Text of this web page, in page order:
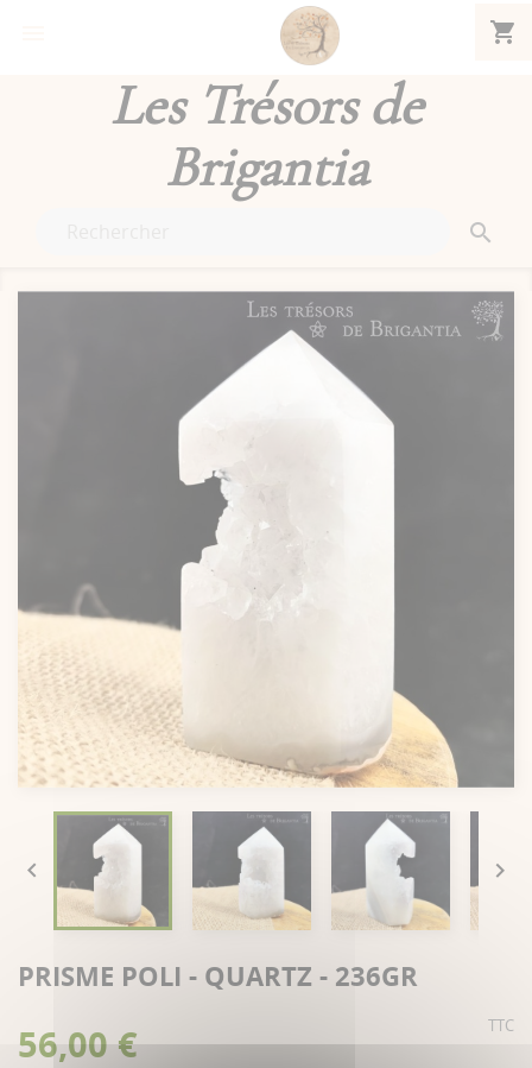
shopping_cart
Les Trésors de
Brigantia

 
PRISME POLI - QUARTZ - 236GR
56,00 € TTC